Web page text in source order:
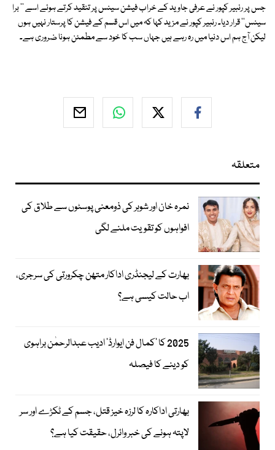
جس پر رنبیر کپور نے عرفی جاوید کے خراب فیشن سینس پر تنقید کرتے ہوئے اسے '' برا
سینس'' قرار دیا۔ رنبیر کپور نے مزید کہا کہ میں اس قسم کے فیشن کا پرستار نہیں ہوں
لیکن آج ہم اس دنیا میں رہ رہے ہیں جہاں سب کا خود سے مطمئن ہونا ضروری ہے۔
متعلقہ
نمرہ خان اور شوہر کی ذومعنی پوسٹوں سے طلاق کی
افواہوں کو تقویت ملنے لگی
بھارت کے لیجنڈری اداکار متھن چکرورتی کی سرجری،
اب حالت کیسی ہے؟
2025 کا ’کمال فن ایوارڈ‘ ادیب عبدالرحمٰن براہوی
کو دینے کا فیصلہ
بھارتی اداکارہ کا لرزہ خیز قتل، جسم کے ٹکڑے اور سر
لاپتہ ہونے کی خبر وائرل، حقیقت کیا ہے؟